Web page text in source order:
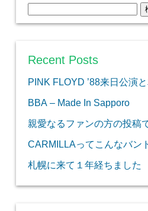
索:
Recent Posts
PINK FLOYD ’88来日公演
BBA – Made In Sapporo
親愛なるファンの方の投稿
CARMILLAってこんなバン
札幌に来て１年経ちました